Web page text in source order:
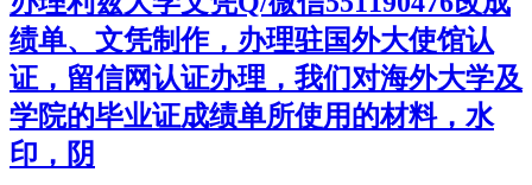
绩单、文凭制作，办理驻国外大使馆认
证，留信网认证办理，我们对海外大学及
学院的毕业证成绩单所使用的材料，水
印，阴